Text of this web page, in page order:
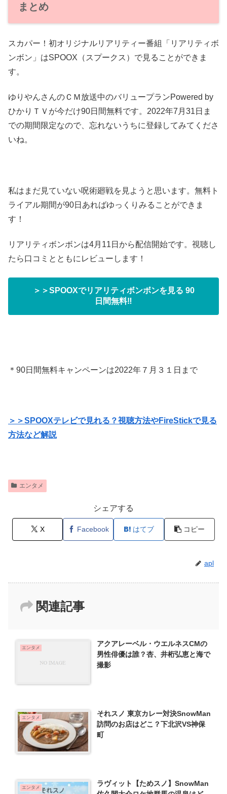
まとめ
スカパー！初オリジナルリアリティー番組「リアリティボ
ンボン」はSPOOX（スプークス）で見ることができま
す。
ゆりやんさんのＣＭ放送中のバリュープランPowered by
ひかりＴＶが今だけ90日間無料です。2022年7月31日ま
での期間限定なので、忘れないうちに登録してみてくださ
いね。
私はまだ見ていない呪術廻戦を見ようと思います。無料ト
ライアル期間が90日あればゆっくりみることができま
す！
リアリティボンボンは4月11日から配信開始です。視聴し
たら口コミとともにレビューします！
＞＞SPOOXでリアリティボンボンを見る 90
日間無料‼
＊90日間無料キャンペーンは2022年７月３１日まで
＞＞SPOOXテレビで見れる？視聴方法やFireStickで見る
方法など解説
エンタメ
シェアする
X Facebook はてブ コピー
apl
関連記事
エンタメ
アクアレーベル・ウエルネスCMの
男性俳優は誰？杏、井桁弘恵と海で
撮影
エンタメ
それスノ 東京カレー対決SnowMan
訪問のお店はどこ？下北沢VS神保
町
エンタメ
ラヴィット【ためスノ】SnowMan